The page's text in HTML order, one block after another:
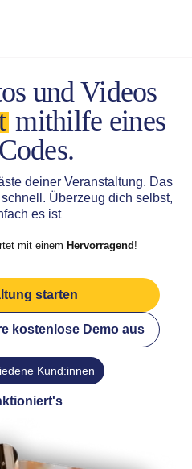
undVideos
mithilfe eines
deiner Veranstaltung. Das
Überzeug dich selbst,
es ist
starten
kostenlose Demo aus
mit einem Hervorragend !
Kund:innen